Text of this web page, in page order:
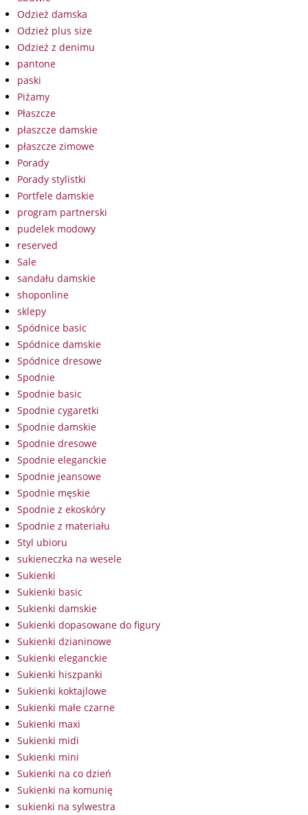
Odzież damska
Odzież plus size
Odzież z denimu
pantone
paski
Piżamy
Płaszcze
płaszcze damskie
płaszcze zimowe
Porady
Porady stylistki
Portfele damskie
program partnerski
pudelek modowy
reserved
Sale
sandału damskie
shoponline
sklepy
Spódnice basic
Spódnice damskie
Spódnice dresowe
Spodnie
Spodnie basic
Spodnie cygaretki
Spodnie damskie
Spodnie dresowe
Spodnie eleganckie
Spodnie jeansowe
Spodnie męskie
Spodnie z ekoskóry
Spodnie z materiału
Styl ubioru
sukieneczka na wesele
Sukienki
Sukienki basic
Sukienki damskie
Sukienki dopasowane do figury
Sukienki dzianinowe
Sukienki eleganckie
Sukienki hiszpanki
Sukienki koktajlowe
Sukienki małe czarne
Sukienki maxi
Sukienki midi
Sukienki mini
Sukienki na co dzień
Sukienki na komunię
sukienki na sylwestra